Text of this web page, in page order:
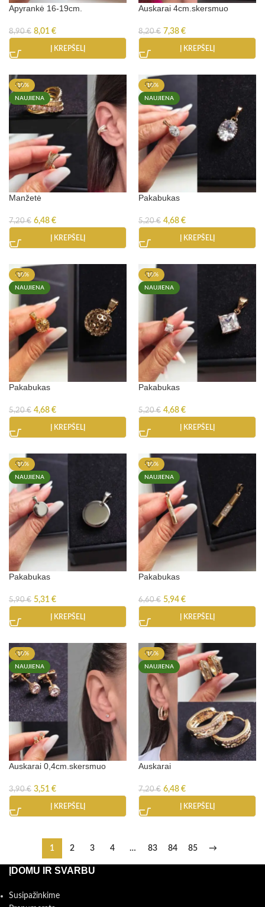
Apyrankė 16-19cm.
8,90€ 8,01 €
Į KREPŠELĮ
Auskarai 4cm.skersmuo
8,20€ 7,38 €
Į KREPŠELĮ
-10%
NAUJIENA
Manžetė
7,20€ 6,48 €
Į KREPŠELĮ
-10%
NAUJIENA
Pakabukas
5,20€ 4,68 €
Į KREPŠELĮ
-10%
NAUJIENA
Pakabukas
5,20€ 4,68 €
Į KREPŠELĮ
-10%
NAUJIENA
Pakabukas
5,20€ 4,68 €
Į KREPŠELĮ
-10%
NAUJIENA
Pakabukas
5,90€ 5,31 €
Į KREPŠELĮ
-10%
NAUJIENA
Pakabukas
6,60€ 5,94 €
Į KREPŠELĮ
-10%
NAUJIENA
Auskarai 0,4cm.skersmuo
3,90€ 3,51 €
Į KREPŠELĮ
-10%
NAUJIENA
Auskarai
7,20€ 6,48 €
Į KREPŠELĮ
1 2 3 4 … 83 84 85 →
ĮDOMU IR SVARBU
Susipažinkime